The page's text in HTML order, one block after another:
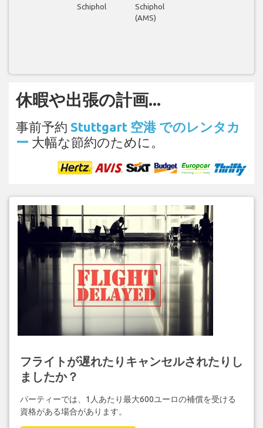
Schiphol
Schiphol
(AMS)
休暇や出張の計画...
事前予約 Stuttgart 空港 でのレンタカ
ー 大幅な節約のために。
フライトが遅れたりキャンセルされたりし
ましたか？
パーティーでは、1人あたり最大600ユーロの補償を受ける
資格がある場合があります。